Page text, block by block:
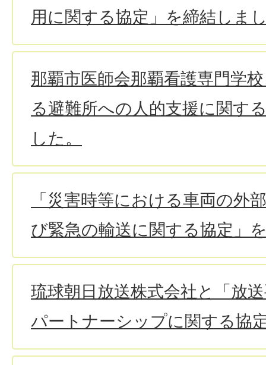
用に関する協定」を締結しま
那覇市医師会那覇看護専門学
る避難所への人的支援に関す
した。
「災害時等における車両の外
び緊急の輸送に関する協定」
琉球朝日放送株式会社と「放
パートナーシップに関する協